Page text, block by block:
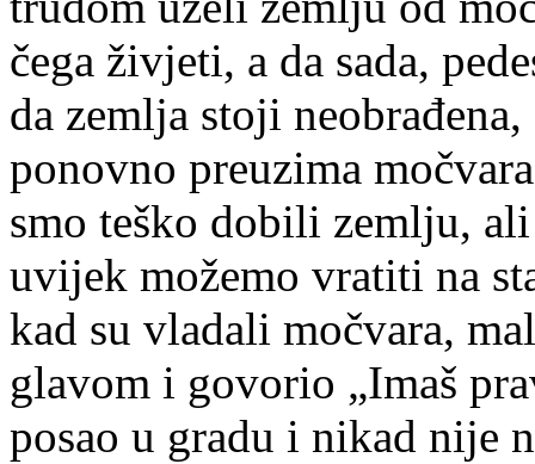
čega živjeti, a da sada,
da zemlja stoji
ponovno preuzima
smo teško dobili zemlju,
uvijek možemo vratiti na
kad su vladali močvara,
glavom i govorio „Imaš
posao u gradu i nikad nije